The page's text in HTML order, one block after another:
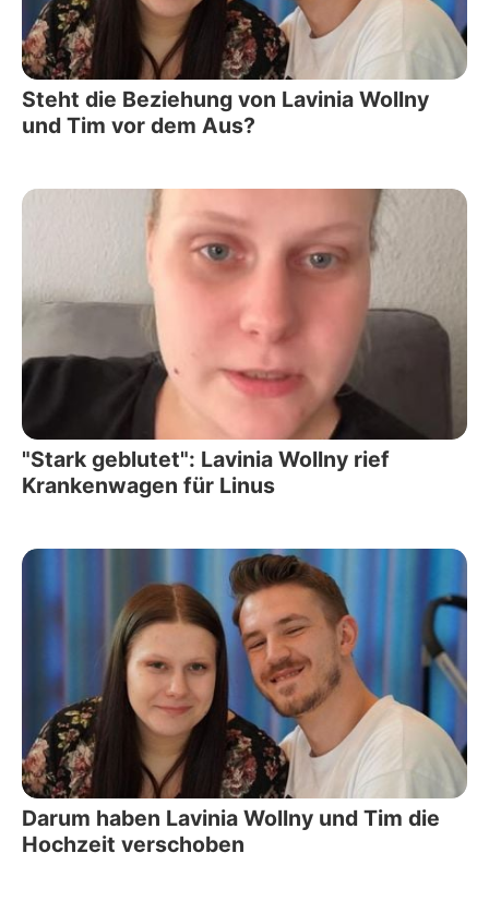
Steht die Beziehung von Lavinia Wollny
und Tim vor dem Aus?
"Stark geblutet": Lavinia Wollny rief
Krankenwagen für Linus
Darum haben Lavinia Wollny und Tim die
Hochzeit verschoben